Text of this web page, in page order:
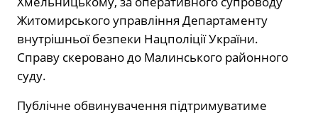
Житомирського управління Департаменту
внутрішньої безпеки Нацполіції України.
Справу скеровано до Малинського районного
суду.
Публічне обвинувачення підтримуватиме